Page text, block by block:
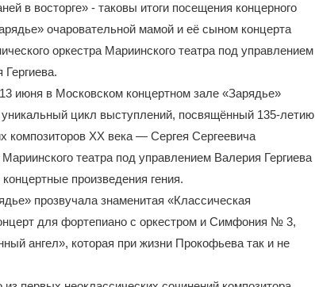
в восторге» - таковы итоги посещения концерного
очаровательной мамой и её сыном концерта
оркестра Мариинского театра под управлением
Гергиева.
июня в Московском концертном зале «Зарядье»
цикл выступлений, посвящённый 135-летию
композиторов XX века — Сергея Сергеевича
театра под управлением Валерия Гергиева
произведения гения.
прозвучала знаменитая «Классическая
для фортепиано с оркестром и Симфония № 3,
ангел», которая при жизни Прокофьева так и не